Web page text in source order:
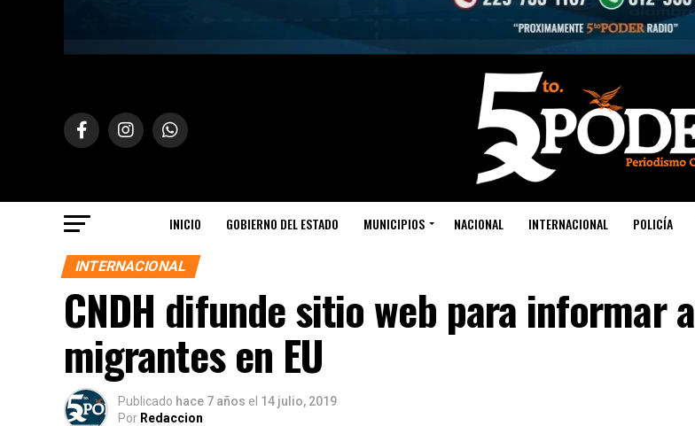
INICIO GOBIERNO DEL ESTADO MUNICIPIOS NACIONAL INTERNACIONAL POLICÍA
INTERNACIONAL
CNDH difunde sitio web para informar a
migrantes en EU
Publicado hace 7 años el 14 julio, 2019
Por Redaccion